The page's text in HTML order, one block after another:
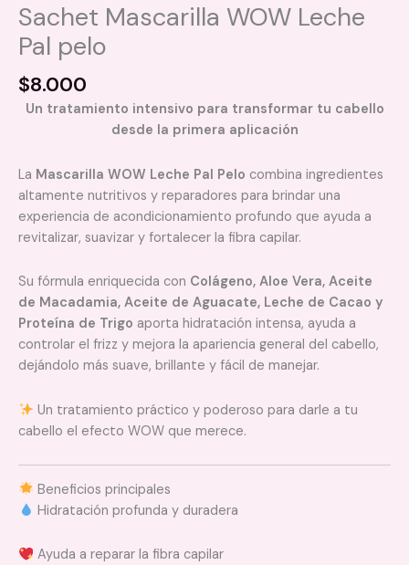
Sachet Mascarilla WOW Leche
Pal pelo
$8.000
Un tratamiento intensivo para transformar tu cabello
desde la primera aplicación
La Mascarilla WOW Leche Pal Pelo combina ingredientes
altamente nutritivos y reparadores para brindar una
experiencia de acondicionamiento profundo que ayuda a
revitalizar, suavizar y fortalecer la fibra capilar.
Su fórmula enriquecida con Colágeno, Aloe Vera, Aceite
de Macadamia, Aceite de Aguacate, Leche de Cacao y
Proteína de Trigo aporta hidratación intensa, ayuda a
controlar el frizz y mejora la apariencia general del cabello,
dejándolo más suave, brillante y fácil de manejar.
Un tratamiento práctico y poderoso para darle a tu
cabello el efecto WOW que merece.
Beneficios principales
Hidratación profunda y duradera
Ayuda a reparar la fibra capilar